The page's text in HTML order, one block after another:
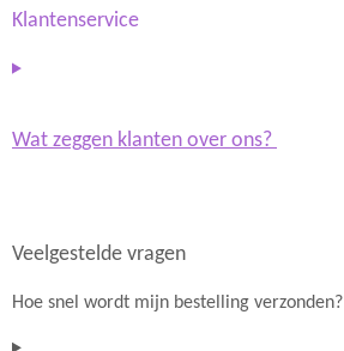
m
Klantenservice
Wat zeggen klanten over ons?
Veelgestelde vragen
Hoe snel wordt mijn bestelling verzonden?